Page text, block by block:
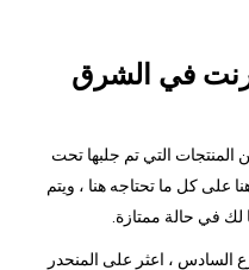
في الشرق
التي تم جلبها تحت
على كل ما تحتاجه هنا ، ويتم
لك في حالة ممتازة.
السادس ، اعثر على المنحدر